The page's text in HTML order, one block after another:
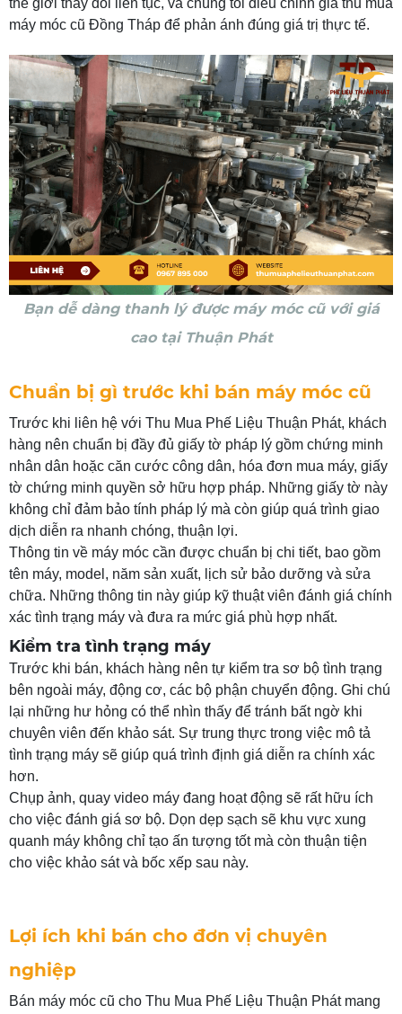
máy móc cũ Đồng Tháp để phản ánh đúng giá trị thực tế.
Bạn dễ dàng thanh lý được máy móc cũ với giá
cao tại Thuận Phát
Chuẩn bị gì trước khi bán máy móc cũ
Trước khi liên hệ với Thu Mua Phế Liệu Thuận Phát, khách
hàng nên chuẩn bị đầy đủ giấy tờ pháp lý gồm chứng minh
nhân dân hoặc căn cước công dân, hóa đơn mua máy, giấy
tờ chứng minh quyền sở hữu hợp pháp. Những giấy tờ này
không chỉ đảm bảo tính pháp lý mà còn giúp quá trình giao
dịch diễn ra nhanh chóng, thuận lợi.
Thông tin về máy móc cần được chuẩn bị chi tiết, bao gồm
tên máy, model, năm sản xuất, lịch sử bảo dưỡng và sửa
chữa. Những thông tin này giúp kỹ thuật viên đánh giá chính
xác tình trạng máy và đưa ra mức giá phù hợp nhất.
Kiểm tra tình trạng máy
Trước khi bán, khách hàng nên tự kiểm tra sơ bộ tình trạng
bên ngoài máy, động cơ, các bộ phận chuyển động. Ghi chú
lại những hư hỏng có thể nhìn thấy để tránh bất ngờ khi
chuyên viên đến khảo sát. Sự trung thực trong việc mô tả
tình trạng máy sẽ giúp quá trình định giá diễn ra chính xác
hơn.
Chụp ảnh, quay video máy đang hoạt động sẽ rất hữu ích
cho việc đánh giá sơ bộ. Dọn dẹp sạch sẽ khu vực xung
quanh máy không chỉ tạo ấn tượng tốt mà còn thuận tiện
cho việc khảo sát và bốc xếp sau này.
Lợi ích khi bán cho đơn vị chuyên
nghiệp
Bán máy móc cũ cho Thu Mua Phế Liệu Thuận Phát mang